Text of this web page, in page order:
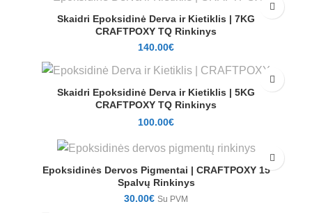
Skaidri Epoksidinė Derva ir Kietiklis | 7KG
CRAFTPOXY TQ Rinkinys
140.00€
Skaidri Epoksidinė Derva ir Kietiklis | 5KG
CRAFTPOXY TQ Rinkinys
100.00€
Epoksidinės Dervos Pigmentai | CRAFTPOXY 15
Spalvų Rinkinys
30.00€ Su PVM